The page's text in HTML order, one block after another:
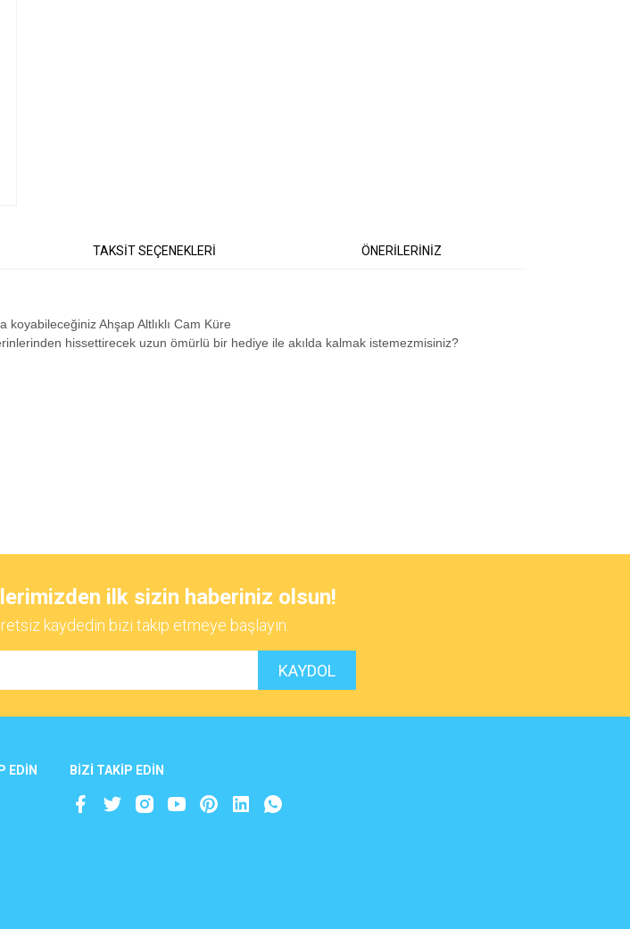
TAKSİT SEÇENEKLERİ ÖNERİLERİNİZ
koyabileceğiniz Ahşap Altlıklı Cam Küre
hissettirecek uzun ömürlü bir hediye ile akılda kalmak istemezmisiniz?
Yorum Yaz
ilk sizin haberiniz olsun!
kaydedin bizi takip etmeye başlayın.
KAYDOL
EDİN BİZİ TAKİP EDİN